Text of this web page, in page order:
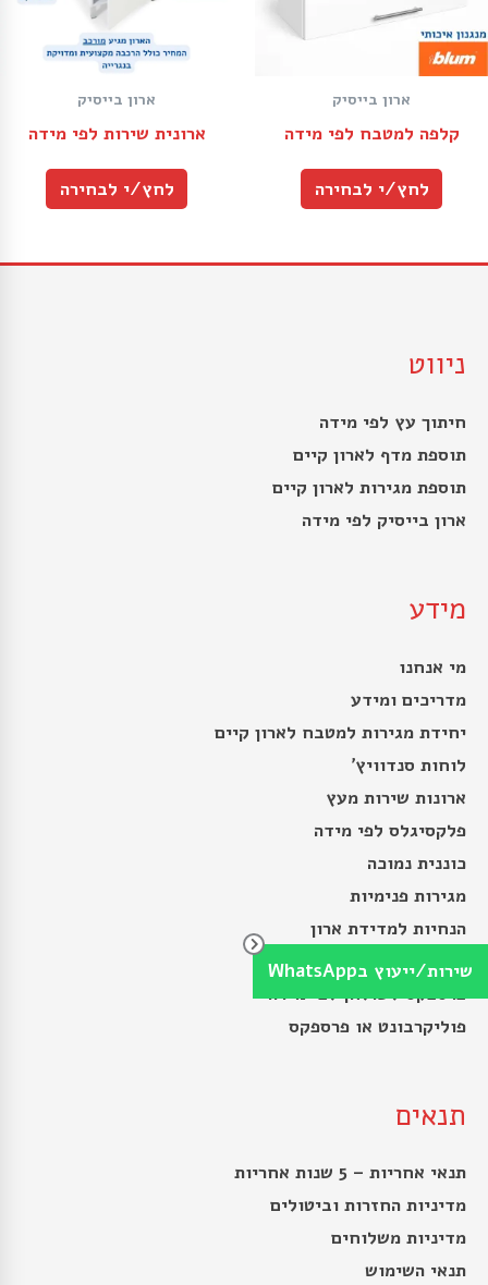
ארון בייסיק
קלפה למטבח לפי מידה
לחץ/י לבחירה
ארון בייסיק
ארונית שירות לפי מידה
לחץ/י לבחירה
ניווט
חיתוך עץ לפי מידה
תוספת מדף לארון קיים
תוספת מגירות לארון קיים
ארון בייסיק לפי מידה
מידע
מי אנחנו
מדריכים ומידע
יחידת מגירות למטבח לארון קיים
לוחות סנדוויץ’
ארונות שירות מעץ
פלקסיגלס לפי מידה
כוננית נמוכה
מגירות פנימיות
הנחיות למדידת ארון
הזמנת פרספקס לפי מידה
פרספקס לשולחן לפי מידה
פוליקרבונט או פרספקס
תנאים
תנאי אחריות – 5 שנות אחריות
מדיניות החזרות וביטולים
מדיניות משלוחים
תנאי השימוש
שירות/ייעוץ בWhatsApp